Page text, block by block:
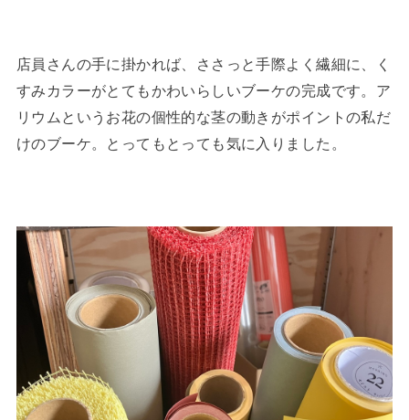
店員さんの手に掛かれば、ささっと手際よく繊細に、く
すみカラーがとてもかわいらしいブーケの完成です。ア
リウムというお花の個性的な茎の動きがポイントの私だ
けのブーケ。とってもとっても気に入りました。